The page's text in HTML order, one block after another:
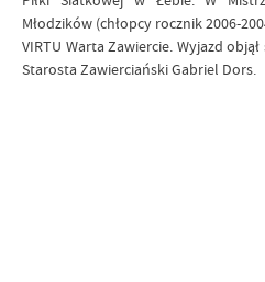
Młodzików (chłopcy rocznik 2006-
VIRTU Warta Zawiercie. Wyjazd
Starosta Zawierciański Gabriel Dors.